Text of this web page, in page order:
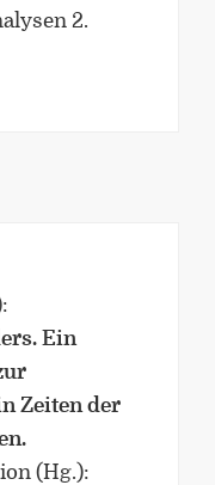
2.
:
Ein
Zeiten der
(Hg.):